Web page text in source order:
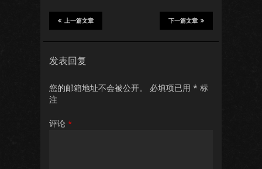
下一篇文章
上一篇文章
发表回复
您的邮箱地址不会被公开。 必填项已用 * 标
注
评论 *